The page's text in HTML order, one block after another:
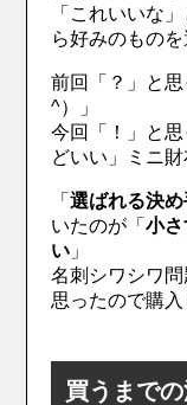
「これいいな
ら好みのものを
前回「？」と
^）」
今回「！」と
どいい」ミニ財
「選ばれる決め
いたのが「小
い 」
名刺シワシワ
思ったので購入
買うまで